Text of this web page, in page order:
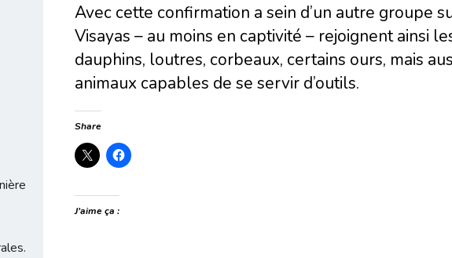
Avec cette confirmation a sein d’un autre groupe
Visayas – au moins en captivité – rejoignent ainsi
dauphins, loutres, corbeaux, certains ours, mais
animaux capables de se servir d’outils.
Share
J’aime ça :